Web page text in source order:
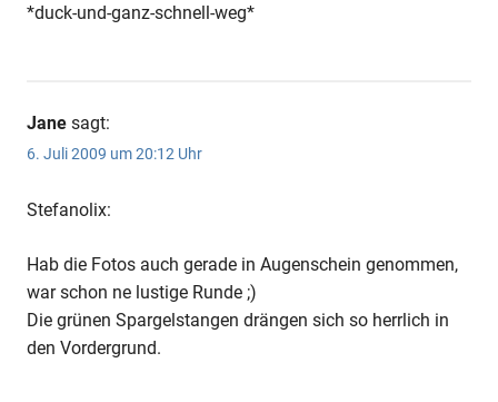
*duck-und-ganz-schnell-weg*
Jane sagt:
6. Juli 2009 um 20:12 Uhr
Stefanolix:
Hab die Fotos auch gerade in Augenschein genommen,
war schon ne lustige Runde ;)
Die grünen Spargelstangen drängen sich so herrlich in
den Vordergrund.